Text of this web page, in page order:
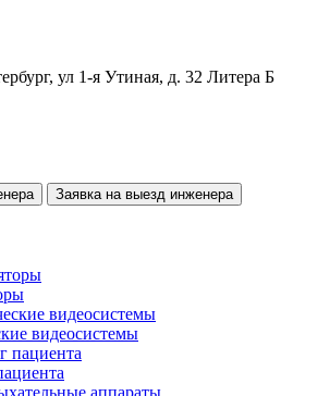
ул 1-я Утиная, д. 32 Литера Б
Заявка на выезд инженера
видеосистемы